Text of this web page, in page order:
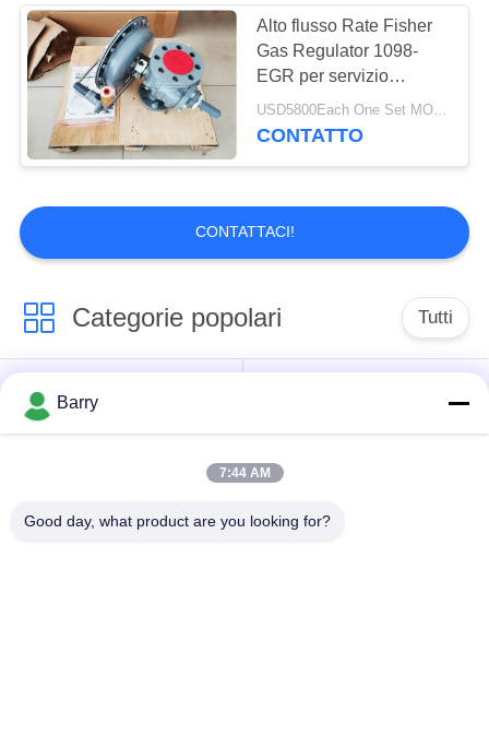
Alto flusso Rate Fisher
Gas Regulator 1098-
EGR per servizio
corrosivo dell'ossigeno
degli ambienti
USD5800Each One Set MOQ:2sets
CONTATTO
CONTATTACI!
Categorie popolari Tutti
Regolatore di
pressione del gas
differenziale
DSC
Barry
7:44 AM
Good day, what product are you looking for?